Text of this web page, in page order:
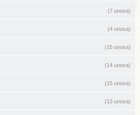
(7 unosa)
(4 unosa)
(15 unosa)
(14 unosa)
(15 unosa)
(13 unosa)